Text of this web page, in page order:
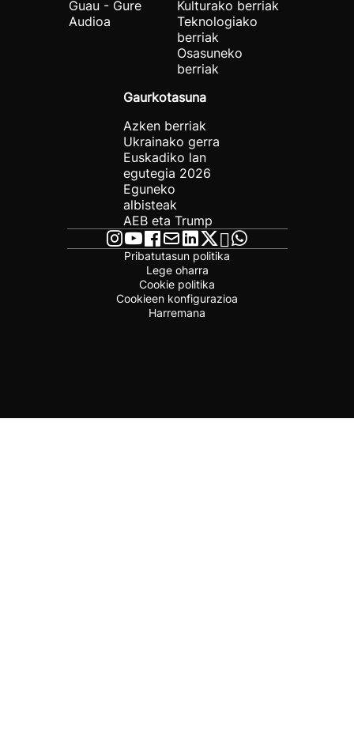
Guau - Gure
Audioa
Kulturako berriak
Teknologiako
berriak
Osasuneko
berriak
Gaurkotasuna
Azken berriak
Ukrainako gerra
Euskadiko lan
egutegia 2026
Eguneko
albisteak
AEB eta Trump
Pribatutasun politika
Lege oharra
Cookie politika
Cookieen konfigurazioa
Harremana